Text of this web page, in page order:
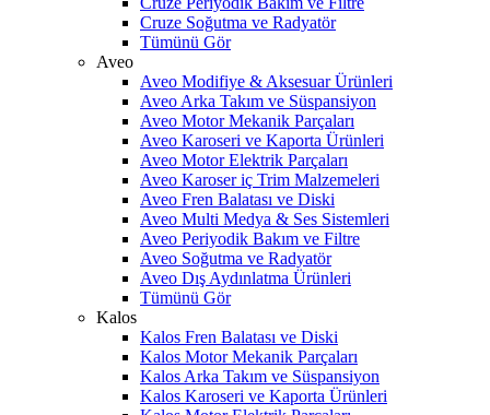
Cruze Soğutma ve Radyatör
Tümünü Gör
Aveo
Aveo Modifiye & Aksesuar Ürünleri
Aveo Arka Takım ve Süspansiyon
Aveo Motor Mekanik Parçaları
Aveo Karoseri ve Kaporta Ürünleri
Aveo Motor Elektrik Parçaları
Aveo Karoser iç Trim Malzemeleri
Aveo Fren Balatası ve Diski
Aveo Multi Medya & Ses Sistemleri
Aveo Periyodik Bakım ve Filtre
Aveo Soğutma ve Radyatör
Aveo Dış Aydınlatma Ürünleri
Tümünü Gör
Kalos
Kalos Fren Balatası ve Diski
Kalos Motor Mekanik Parçaları
Kalos Arka Takım ve Süspansiyon
Kalos Karoseri ve Kaporta Ürünleri